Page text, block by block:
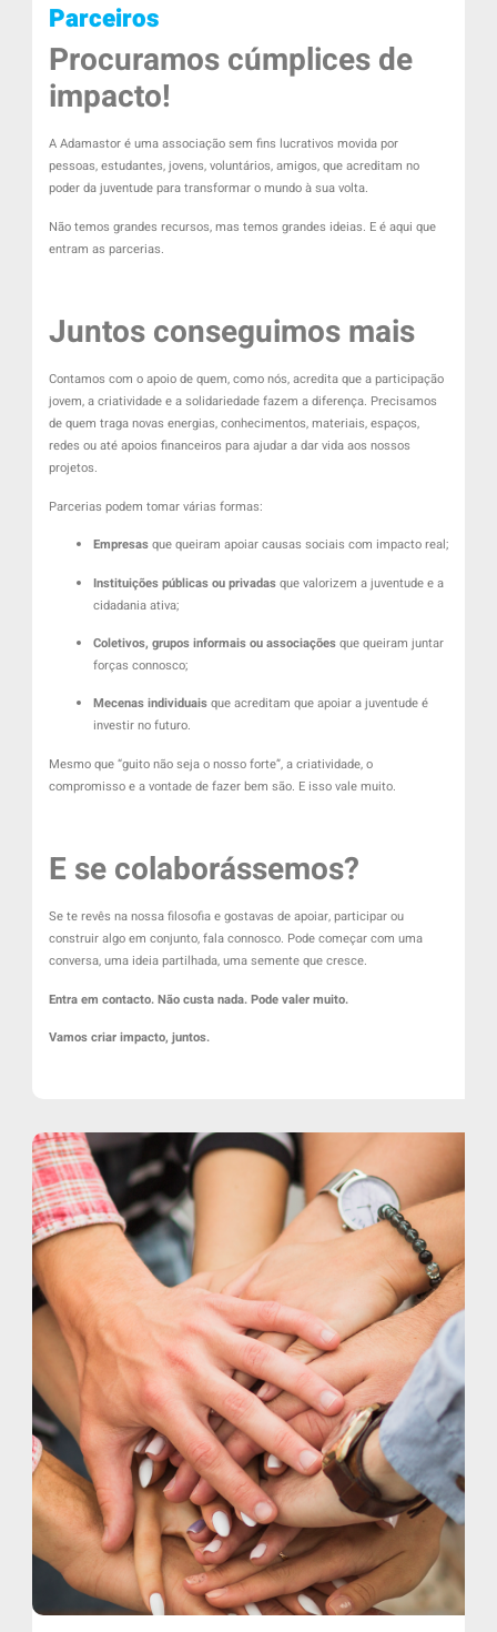
Parceiros
Procuramos cúmplices de
impacto!
A Adamastor é uma associação sem fins lucrativos movida por
pessoas, estudantes, jovens, voluntários, amigos, que acreditam no
poder da juventude para transformar o mundo à sua volta.
Não temos grandes recursos, mas temos grandes ideias. E é aqui que
entram as parcerias.
Juntos conseguimos mais
Contamos com o apoio de quem, como nós, acredita que a participação
jovem, a criatividade e a solidariedade fazem a diferença. Precisamos
de quem traga novas energias, conhecimentos, materiais, espaços,
redes ou até apoios financeiros para ajudar a dar vida aos nossos
projetos.
Parcerias podem tomar várias formas:
Empresasque queiram apoiar causas sociais com impacto real;
Instituições públicas ou privadasque valorizem a juventude e a
cidadania ativa;
Coletivos, grupos informais ou associaçõesque queiram juntar
forças connosco;
Mecenas individuaisque acreditam que apoiar a juventude é
investir no futuro.
Mesmo que “guito não seja o nosso forte”, a criatividade, o
compromisso e a vontade de fazer bem são. E isso vale muito.
E se colaborássemos?
Se te revês na nossa filosofia e gostavas de apoiar, participar ou
construir algo em conjunto, fala connosco. Pode começar com uma
conversa, uma ideia partilhada, uma semente que cresce.
Entra em contacto. Não custa nada. Pode valer muito.
Vamos criar impacto, juntos.